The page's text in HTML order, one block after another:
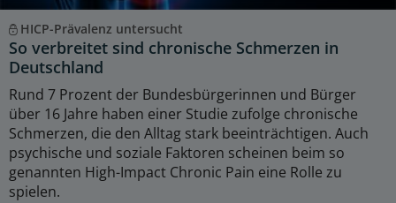
HICP-Prävalenz untersucht
So verbreitet sind chronische Schmerzen in
Deutschland
Rund 7 Prozent der Bundesbürgerinnen und Bürger
über 16 Jahre haben einer Studie zufolge chronische
Schmerzen, die den Alltag stark beeinträchtigen. Auch
psychische und soziale Faktoren scheinen beim so
genannten High-Impact Chronic Pain eine Rolle zu
spielen.